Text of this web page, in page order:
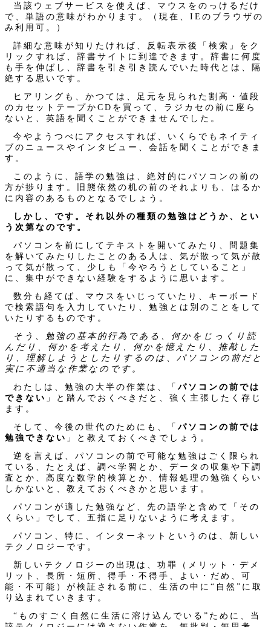
当該ウェブサービスを使えば、マウスをのっけるだけ
で、単語の意味がわかります。（現在、IEのブラウザの
み利用可。）
詳細な意味が知りたければ、反転表示後「検索」をク
リックすれば、辞書サイトに到達できます。辞書に何度
も手を伸ばし、辞書を引き引き読んでいた時代とは、隔
絶する思いです。
ヒアリングも、かつては、足元を見られた割高・値段
のカセットテープかCDを買って、ラジカセの前に座ら
ないと、英語を聞くことができませんでした。
今やようつべにアクセスすれば、いくらでもネイティ
ブのニュースやインタビュー、会話を聞くことができま
す。
このように、語学の勉強は、絶対的にパソコンの前の
方が捗ります。旧態依然の机の前のそれよりも、はるか
に内容のあるものとなるでしょう。
しかし、です。それ以外の種類の勉強はどうか、とい
う次第なのです。
パソコンを前にしてテキストを開いてみたり、問題集
を解いてみたりしたことのある人は、気が散って気が散
って気が散って、少しも「今やろうとしていること」
に、集中ができない経験をするように思います。
数分も経てば、マウスをいじっていたり、キーボード
で検索語句を入力していたり、勉強とは別のことをして
いたりするものです。
そう、勉強の基本的行為である、何かをじっくり読
んだり、何かを考えたり、何かを憶えたり、推敲した
り、理解しようとしたりするのは、パソコンの前だと
実に不適当な作業なのです。
わたしは、勉強の大半の作業は、「パソコンの前では
できない 」と踏んでおくべきだと、強く主張したく存じ
ます。
そして、今後の世代のためにも、「パソコンの前では
勉強できない 」と教えておくべきでしょう。
逆を言えば、パソコンの前で可能な勉強はごく限られ
ている、たとえば、調べ学習とか、データの収集や下調
査とか、高度な数学的検算とか、情報処理の勉強くらい
しかないと、教えておくべきかと思います。
パソコンが適した勉強など、先の語学と含めて「その
くらい」でして、五指に足りないように考えます。
パソコン、特に、インターネットというのは、新しい
テクノロジーです。
新しいテクノロジーの出現は、功罪（メリット・デメ
リット、長所・短所、得手・不得手、よい・だめ、可
能・不可能）が検証される前に、生活の中に“自然”に取
り込まれていきます。
“ものすごく自然に生活に溶け込んでいる”ために、当